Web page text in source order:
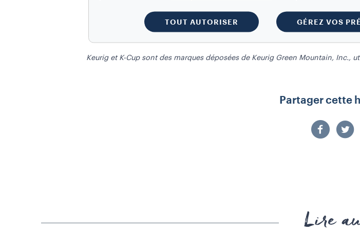
Fermez ce dernier avec le couvercle et secouez vigoureusement
Filtrez dans votre verre à l’aide de la passoire (ajoutez de la glace si
Keurig et K-Cup sont des marques déposées de Keurig Green Mountain, Inc.,
Partager cette
Lire
TOUT AUTORISER GÉREZ VOS